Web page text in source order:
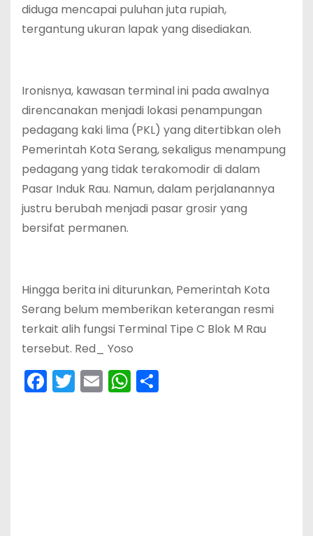
diduga mencapai puluhan juta rupiah,
tergantung ukuran lapak yang disediakan.
Ironisnya, kawasan terminal ini pada awalnya
direncanakan menjadi lokasi penampungan
pedagang kaki lima (PKL) yang ditertibkan oleh
Pemerintah Kota Serang, sekaligus menampung
pedagang yang tidak terakomodir di dalam
Pasar Induk Rau. Namun, dalam perjalanannya
justru berubah menjadi pasar grosir yang
bersifat permanen.
Hingga berita ini diturunkan, Pemerintah Kota
Serang belum memberikan keterangan resmi
terkait alih fungsi Terminal Tipe C Blok M Rau
tersebut. Red_ Yoso
F
a
T
w
E
m
W
h